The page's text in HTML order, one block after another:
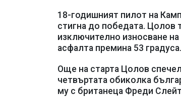
18-годишният пилот на
стигна до победата. Цолов
изключително износване на
асфалта премина 53 градуса.
Още на старта Цолов
четвъртата обиколка
му с британеца Фреди